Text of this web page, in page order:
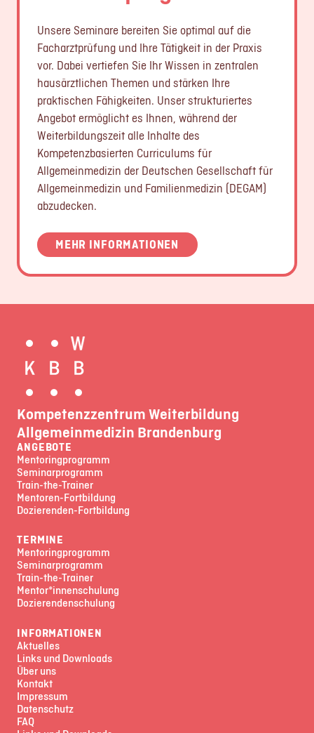
Unsere Seminare bereiten Sie optimal auf die
Facharztprüfung und Ihre Tätigkeit in der Praxis
vor. Dabei vertiefen Sie Ihr Wissen in zentralen
hausärztlichen Themen und stärken Ihre
praktischen Fähigkeiten. Unser strukturiertes
Angebot ermöglicht es Ihnen, während der
Weiterbildungszeit alle Inhalte des
Kompetenzbasierten Curriculums für
Allgemeinmedizin der Deutschen Gesellschaft für
Allgemeinmedizin und Familienmedizin (DEGAM)
abzudecken.
MEHR INFORMATIONEN
Kompetenzzentrum Weiterbildung
Allgemeinmedizin Brandenburg
ANGEBOTE
Mentoringprogramm
Seminarprogramm
Train-the-Trainer
Mentoren-Fortbildung
Dozierenden-Fortbildung
TERMINE
Mentoringprogramm
Seminarprogramm
Train-the-Trainer
Mentor*innenschulung
Dozierendenschulung
INFORMATIONEN
Aktuelles
Links und Downloads
Über uns
Kontakt
Impressum
Datenschutz
FAQ